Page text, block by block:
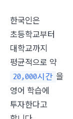
한국인은
초등학교부터
대학교까지
20,000시간 을
영어 학습에
투자한다고